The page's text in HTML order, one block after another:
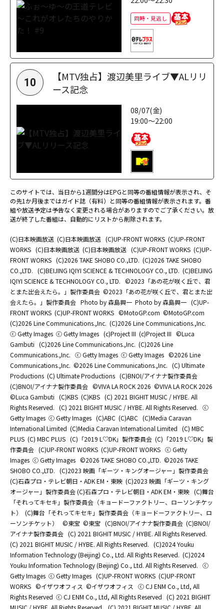
同時・見逃し
10
【MTV独占】渡辺美里ライブ▼ALリリ
ース記念
08/07(金)
19:00～22:00
このサイトでは、当日から1週間分はEPGと同等の番組情報が表示され、そ
の先1か月後まではガイド誌（有料）と同等の番組情報が表示されます。番
組や放送予定は予告なく変更される場合がありますのでご了承ください。放
送が終了した番組は、自動的にリストから削除されます。
(C)日本映画放送 (C)日本映画放送 (C)UP-FRONT WORKS (C)UP-FRONT
WORKS (C)日本映画放送 (C)日本映画放送 (C)UP-FRONT WORKS (C)UP-
FRONT WORKS (C)2026 TAKE SHOBO CO.,LTD. (C)2026 TAKE SHOBO
CO.,LTD. (C)BEIJING IQIYI SCIENCE & TECHNOLOGY CO., LTD. (C)BEIJING
IQIYI SCIENCE & TECHNOLOGY CO., LTD. ©2023「あの花が咲く丘で、君
とまた出会えたら。」製作委員会 ©2023「あの花が咲く丘で、君とまた出
会えたら。」製作委員会 Photo by 森島興一 Photo by 森島興一 (C)UP-
FRONT WORKS (C)UP-FRONT WORKS ©MotoGP.com ©MotoGP.com
(C)2026 Line Communications.,Inc. (C)2026 Line Communications.,Inc.
ⓒ Getty Images ⓒ Getty Images (c)Project III (c)Project III ©Luca
Gambuti (C)2026 Line Communications.,Inc. (C)2026 Line
Communications.,Inc. ⓒ Getty Images ⓒ Getty Images ©2026 Line
Communications.,Inc. ©2026 Line Communications.,Inc. (C) Ultimate
Productions (C) Ultimate Productions (C)BNOI/アイナナ製作委員会
(C)BNOI/アイナナ製作委員会 ©️VIVA LA ROCK 2026 ©️VIVA LA ROCK 2026
©Luca Gambuti (C)KBS (C)KBS (C) 2021 BIGHIT MUSIC / HYBE. All
Rights Reserved. (C) 2021 BIGHIT MUSIC / HYBE. All Rights Reserved. ⓒ
Getty Images ⓒ Getty Images (C)ABC (C)ABC (C)Media Caravan
International Limited (C)Media Caravan International Limited (C) MBC
PLUS (C) MBC PLUS (C)「2019 L♡DK」製作委員会 (C)「2019 L♡DK」製
作委員会 (C)UP-FRONT WORKS (C)UP-FRONT WORKS ⓒ Getty
Images ⓒ Getty Images ©2026 TAKE SHOBO CO.,LTD. ©2026 TAKE
SHOBO CO.,LTD. (C)2023 映画「ギーツ・キングオージャー」製作委員会
(C)石森プロ・テレビ朝日・ADK EM・東映 (C)2023 映画「ギーツ・キング
オージャー」製作委員会 (C)石森プロ・テレビ朝日・ADK EM・東映 (C)舞台
「それってキセキ」製作委員会（キョードーファクトリー、ローソンチケッ
ト）
(C)舞台「それってキセキ」製作委員会（キョードーファクトリー、ロ
ーソンチケット）
©東宝 ©東宝 (C)BNOI/アイナナ製作委員会 (C)BNOI/
アイナナ製作委員会 (C) 2021 BIGHIT MUSIC / HYBE. All Rights Reserved.
(C) 2021 BIGHIT MUSIC / HYBE. All Rights Reserved. (C)2024 Youku
Information Technology (Beijing) Co., Ltd. All Rights Reserved. (C)2024
Youku Information Technology (Beijing) Co., Ltd. All Rights Reserved. ⓒ
Getty Images ⓒ Getty Images (C)UP-FRONT WORKS (C)UP-FRONT
WORKS ©イザワオフィス ©イザワオフィス
ⓒ CJ ENM Co., Ltd, All
Rights Reserved ⓒ CJ ENM Co., Ltd, All Rights Reserved (C) 2021 BIGHIT
MUSIC / HYBE. All Rights Reserved.
(C) 2021 BIGHIT MUSIC / HYBE. All